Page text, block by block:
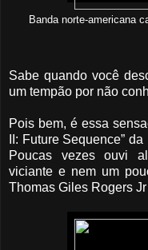
Banda norte-americana
Sabe quando você
um tempão por não
Pois bem, é essa
II: Future Sequence”
Poucas vezes ouvi
viciante e nem um
Thomas Giles Rogers